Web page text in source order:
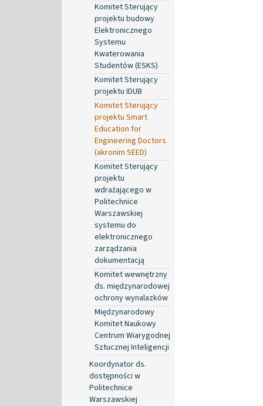
Komitet Sterujący
projektu budowy
Elektronicznego
Systemu
Kwaterowania
Studentów (ESKS)
Komitet Sterujący
projektu IDUB
Komitet Sterujący
projektu Smart
Education for
Engineering Doctors
(akronim SEED)
Komitet Sterujący
projektu
wdrażającego w
Politechnice
Warszawskiej
systemu do
elektronicznego
zarządzania
dokumentacją
Komitet wewnętrzny
ds. międzynarodowej
ochrony wynalazków
Międzynarodowy
Komitet Naukowy
Centrum Wiarygodnej
Sztucznej Inteligencji
Koordynator ds.
dostępności w
Politechnice
Warszawskiej